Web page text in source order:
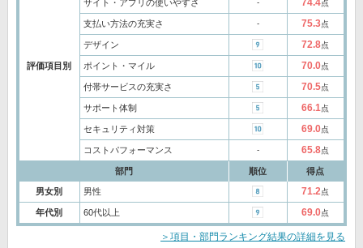
評価項目別
サイト・アプリの使いやすさ ‐ 74.4点
支払い方法の充実さ ‐ 75.3点
デザイン 72.8点
ポイント・マイル 70.0点
付帯サービスの充実さ 70.5点
サポート体制 66.1点
セキュリティ対策 69.0点
コストパフォーマンス ‐ 65.8点
部門 順位 得点
男女別 男性 71.2点
年代別 60代以上 69.0点
＞項目・部門ランキング結果の詳細を見る